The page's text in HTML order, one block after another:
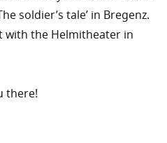
soldier’s tale’ in Bregenz.
with the Helmitheater in
there!